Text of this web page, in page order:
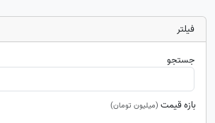
فیلتر
جستجو
بازه قیمت (میلیون تومان)